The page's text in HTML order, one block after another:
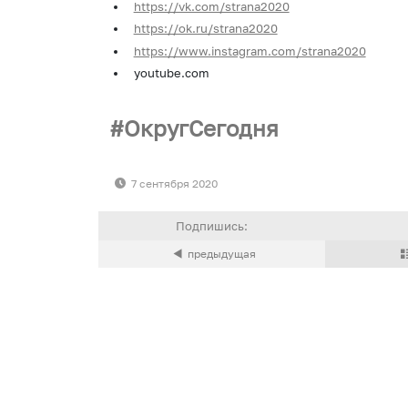
https://vk.com/strana2020
https://ok.ru/strana2020
https://www.instagram.com/strana2020
youtube.com
ОкругСегодня
7 сентября 2020